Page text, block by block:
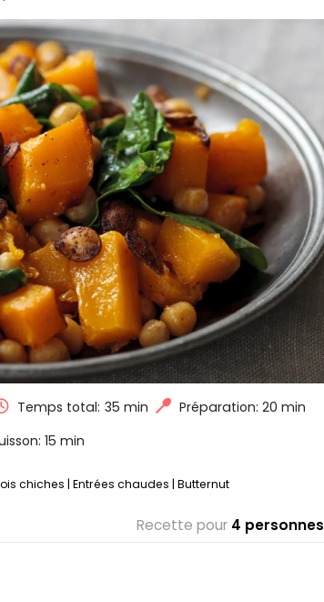
Temps total: 35 min
Préparation: 20 min
15 min
chiches | Entrées chaudes | Butternut
Recette pour 4 personnes